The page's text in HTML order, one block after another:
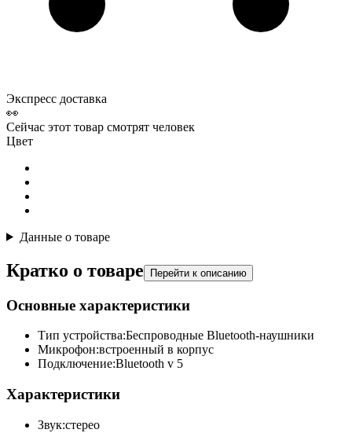
Экспресс доставка
👀
Сейчас этот товар смотрят человек
Цвет
Данные о товаре
Кратко о товаре Перейти к описанию
Основные характеристики
Тип устройства:Беспроводные Bluetooth-наушники
Микрофон:встроенный в корпус
Подключение:Bluetooth v 5
Характеристики
Звук:стерео